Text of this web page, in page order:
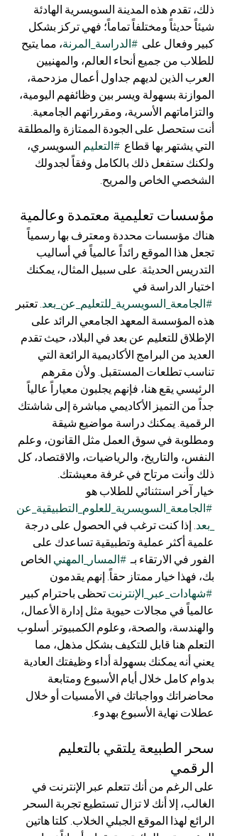
ذلك، تقدم هذه المدينة السويسرية الهادئة
شيئاً حديثاً ومختلفاً تماماً؛ فهي تركز بشكل
كبير وفعال على #الدراسة_المرنة، مما يتيح
للطلاب من جميع أنحاء العالم، والمهنيين
العرب الذين لديهم جداول أعمال مزدحمة،
الموازنة بسهولة ويسر بين وظائفهم اليومية،
والتزاماتهم الأسرية، ومقرراتهم الجامعية.
أنت ستحصل على الجودة الممتازة والمطلقة
التي يشتهر بها قطاع #التعليم السويسري،
ولكنك ستفعل ذلك بالكامل وفقاً لجدولك
الشخصي الخاص والمريح.
مؤسسات تعليمية معتمدة وعالمية
هناك مؤسسات محددة ومعترف بها رسمياً
تجعل هذا الموقع رائداً عالمياً في أساليب
التدريس الحديثة. على سبيل المثال، يمكنك
اختيار الدراسة في
#الجامعة_السويسرية_للتعليم_عن_بعد. تعتبر
هذه المؤسسة المعهد الجامعي الرائد على
الإطلاق للتعليم عن بعد في البلاد، حيث تقدم
العديد من البرامج الأكاديمية الرائعة التي
تناسب تطلعات المستقبل. ولأن مقرهم
الرئيسي يقع هنا، فإنهم يجلبون معياراً عالياً
جداً من التميز الأكاديمي مباشرة إلى شاشتك
الرقمية. يمكنك دراسة مواضيع شيقة
ومطلوبة في سوق العمل مثل القانون، وعلم
النفس، والتاريخ، والرياضيات، والاقتصاد، كل
ذلك وأنت مرتاح في غرفة معيشتك.
خيار آخر استثنائي للطلاب هو
#الجامعة_السويسرية_للعلوم_التطبيقية_عن
_بعد. إذا كنت ترغب في الحصول على درجة
علمية أكثر عملية وتطبيقية تساعدك على
الفور في الارتقاء بـ #المسار_المهني الخاص
بك، فهذا خيار ممتاز حقاً. إنهم يقدمون
#شهادات_عبر_الإنترنت تحظى باحترام كبير
عالمياً في مجالات حيوية مثل إدارة الأعمال،
والهندسة، والصحة، وعلوم الكمبيوتر. أسلوب
التعلم هنا قابل للتكيف بشكل مذهل، مما
يعني أنه يمكنك بسهولة أداء وظيفتك العادية
بدوام كامل خلال أيام الأسبوع ومتابعة
محاضراتك وواجباتك في الأمسيات أو خلال
عطلات نهاية الأسبوع بهدوء.
سحر الطبيعة يلتقي بالتعليم
الرقمي
على الرغم من أنك تتعلم عبر الإنترنت في
الغالب، إلا أنك لا تزال تستطيع تجربة السحر
الرائع لهذا الموقع الجبلي الخلاب. كلتا هاتين